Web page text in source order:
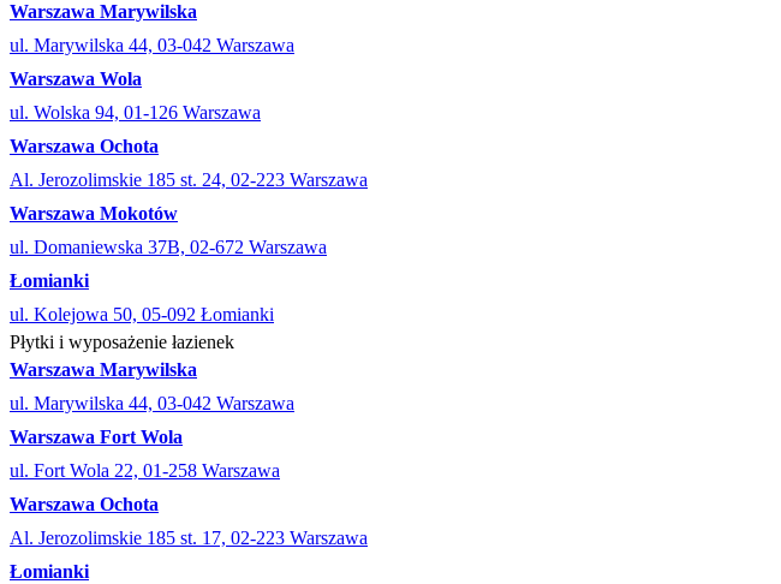
Warszawa Marywilska
ul. Marywilska 44, 03-042 Warszawa
Warszawa Wola
ul. Wolska 94, 01-126 Warszawa
Warszawa Ochota
Al. Jerozolimskie 185 st. 24, 02-223 Warszawa
Warszawa Mokotów
ul. Domaniewska 37B, 02-672 Warszawa
Łomianki
ul. Kolejowa 50, 05-092 Łomianki
Płytki i wyposażenie łazienek
Warszawa Marywilska
ul. Marywilska 44, 03-042 Warszawa
Warszawa Fort Wola
ul. Fort Wola 22, 01-258 Warszawa
Warszawa Ochota
Al. Jerozolimskie 185 st. 17, 02-223 Warszawa
Łomianki